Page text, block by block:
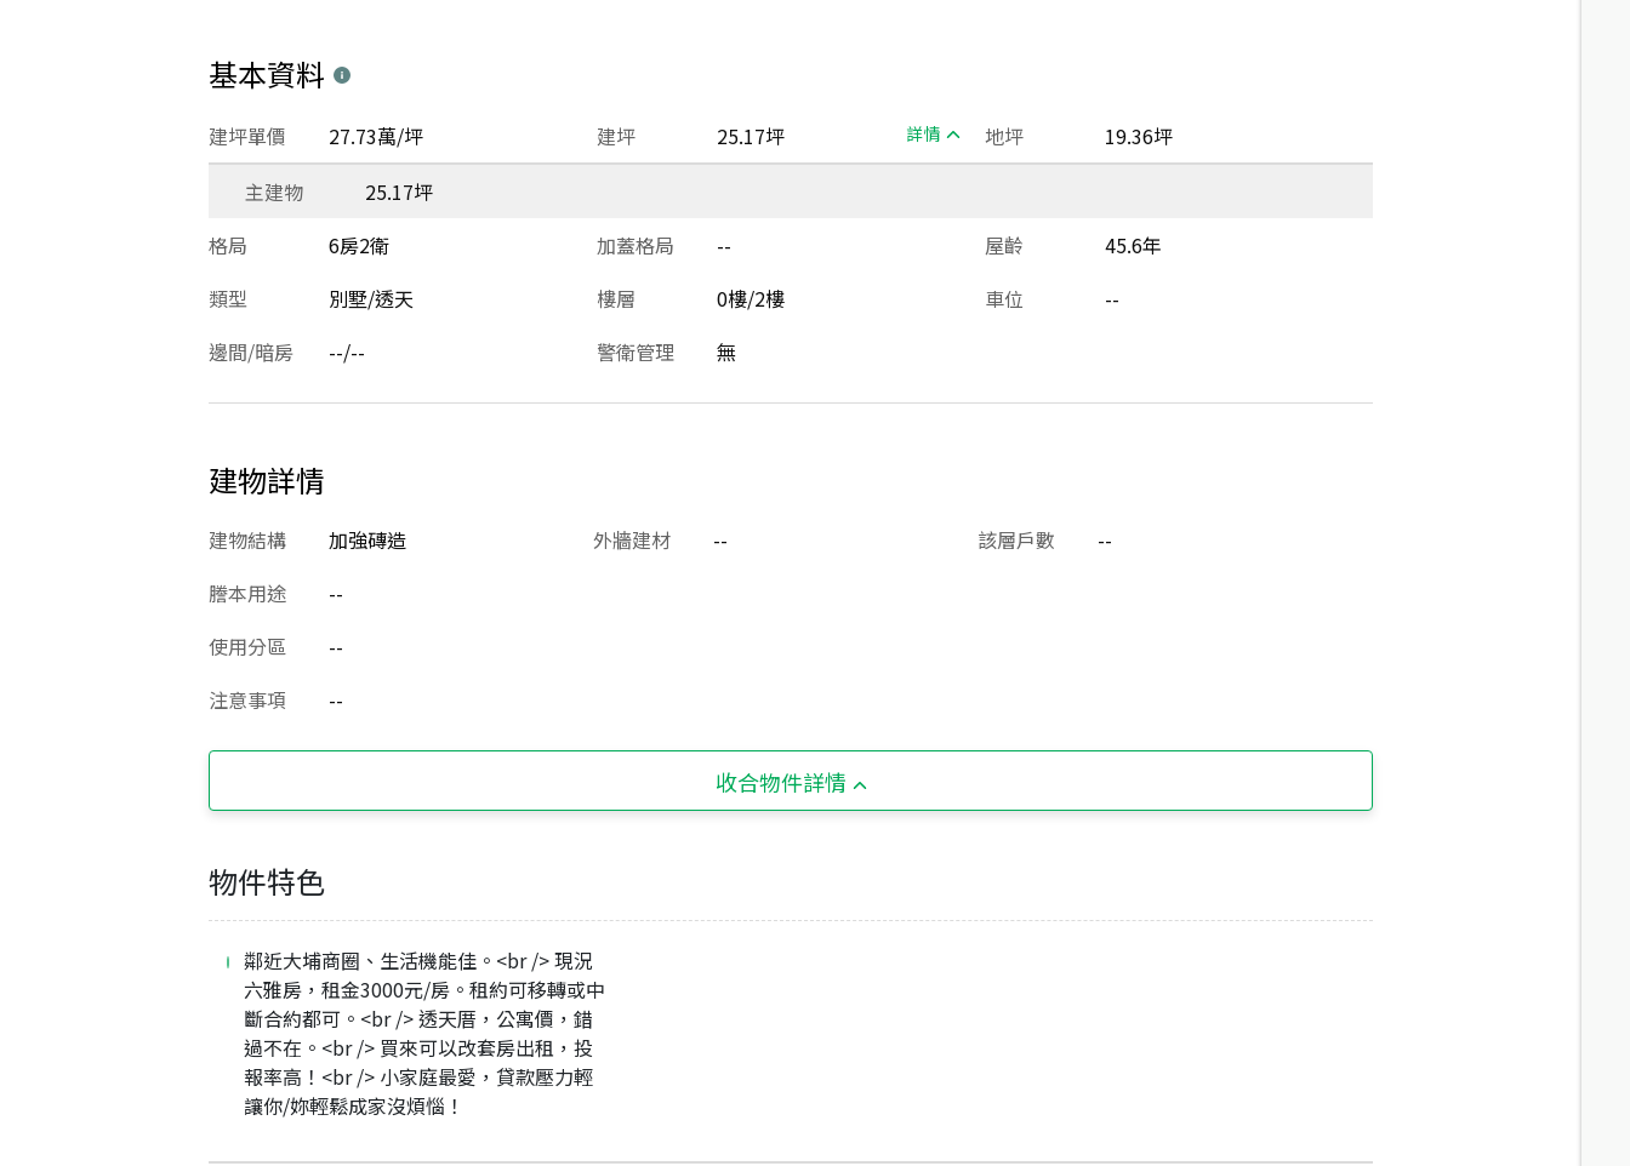
基本資料
建坪 25.17坪 詳情
建坪單價 27.73萬/坪 地坪
19.36坪
主建物
25.17坪
格局
6房2衛 加蓋格局 -- 屋齡
45.6年
類型
別墅/透天 樓層 0樓/2樓 車位
--
邊間/暗房
--/-- 警衛管理 無
建物詳情
建物結構 加強磚造 外牆建材 -- 該層戶數
--
謄本用途
--
使用分區
--
注意事項
--
收合物件詳情
物件特色
鄰近大埔商圈、生活機能佳。<br /> 現況
六雅房，租金3000元/房。租約可移轉或中
斷合約都可。<br /> 透天厝，公寓價，錯
過不在。<br /> 買來可以改套房出租，投
報率高！<br /> 小家庭最愛，貸款壓力輕
讓你/妳輕鬆成家沒煩惱！